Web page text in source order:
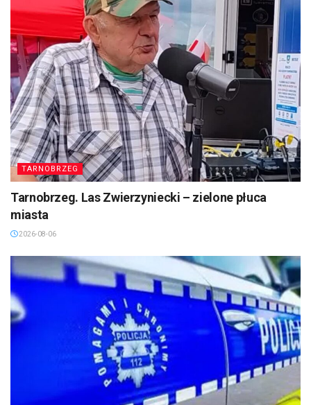
TARNOBRZEG
Tarnobrzeg. Las Zwierzyniecki – zielone płuca
miasta
2026-08-06